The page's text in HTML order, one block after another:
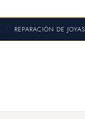
• REPARACIÓN DE JOYAS